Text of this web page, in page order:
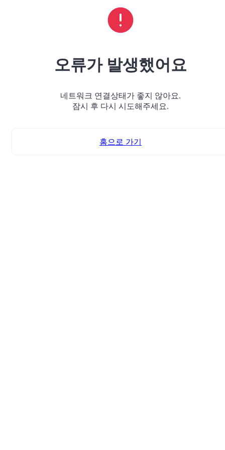
오류가 발생했어요
네트워크 연결상태가 좋지 않아요.
잠시 후 다시 시도해주세요.
홈으로 가기